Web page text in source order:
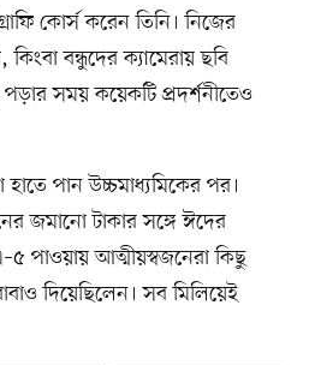
কোর্স করেন তিনি। নিজের
বন্ধুদের ক্যামেরায় ছবি
সময় কয়েকটি প্রদর্শনীতেও
পান উচ্চমাধ্যমিকের পর।
জমানো টাকার সঙ্গে ঈদের
পাওয়ায় আত্মীয়স্বজনেরা কিছু
দিয়েছিলেন। সব মিলিয়েই